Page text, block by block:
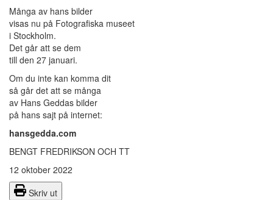
Många av hans bilder
visas nu på Fotografiska museet
i Stockholm.
Det går att se dem
till den 27 januari.
Om du inte kan komma dit
så går det att se många
av Hans Geddas bilder
på hans sajt på internet:
hansgedda.com
BENGT FREDRIKSON OCH TT
12 oktober 2022
Skriv ut